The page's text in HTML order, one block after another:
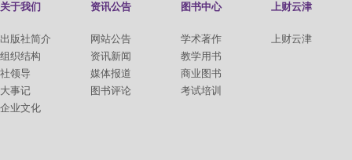
关于我们
出版社简介
组织结构
社领导
大事记
企业文化
资讯公告
网站公告
资讯新闻
媒体报道
图书评论
图书中心
学术著作
教学用书
商业图书
考试培训
上财云津
上财云津